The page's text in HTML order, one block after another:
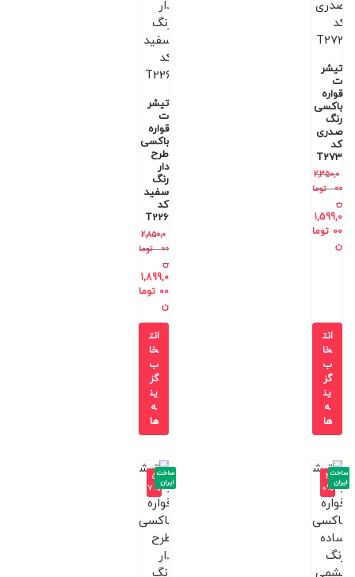
تیشر
ت
قواره
باکسی
رنگ
صدری
کد
T273
2,350,0
00
توما
ن
1,599,0
00 توما
ن
انت
خا
ب
گز
ین
ه
ها
تیشر
ت
قواره
باکسی
طرح
دار
رنگ
سفید
کد
T226
2,850,0
00
توما
ن
1,899,0
00 توما
ن
انت
خا
ب
گز
ین
ه
ها
-4
0%
ساخت
ایران
-5
7%
ساخت
ایران